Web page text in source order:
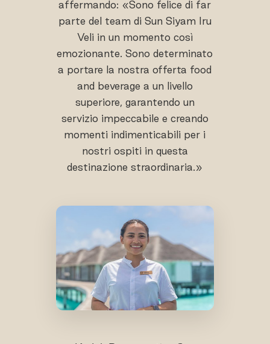
affermando: «Sono felice di far
parte del team di Sun Siyam Iru
Veli in un momento così
emozionante. Sono determinato
a portare la nostra offerta food
and beverage a un livello
superiore, garantendo un
servizio impeccabile e creando
momenti indimenticabili per i
nostri ospiti in questa
destinazione straordinaria.»